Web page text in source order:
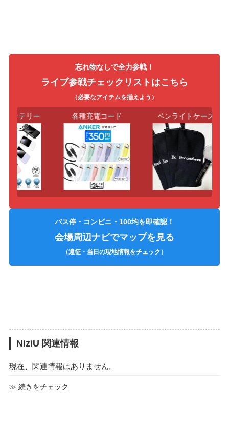
忘れ物なしで全力参戦！
ライブ参戦チェックリストはこちら
（必要なアイテムを揃えよう）
ッテリー 各種充電コード ペンライトケース
バス停・コンビニ・100均を即確認！
会場周辺ナビでマップを見る
（遠征・当日の現地情報をチェック）
NiziU 関連情報
現在、関連情報はありません。
≫ 続きをチェック